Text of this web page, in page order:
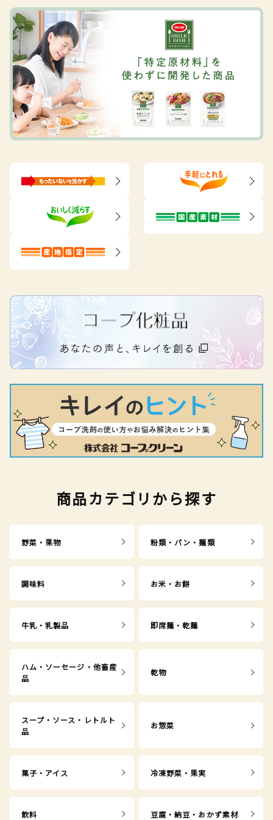
商品カテゴリから探す
野菜・果物 粉類・パン・麺類
調味料 お米・お餅
牛乳・乳製品 即席麺・乾麺
ハム・ソーセージ・他畜産
品
乾物
スープ・ソース・レトルト
品
お惣菜
菓子・アイス 冷凍野菜・果実
飲料 豆腐・納豆・おかず素材